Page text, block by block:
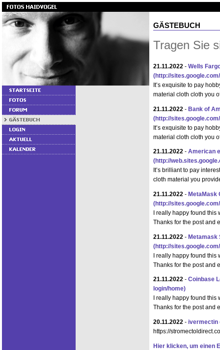
GÄSTEBUCH
Tragen Sie
21.11.2022 - Wells
(http://
It’s exquisite to pay
material cloth cloth you
21.11.2022 - Bank of
(http://
It’s exquisite to pay
material cloth cloth you
21.11.2022 - American
(http://
It’s brilliant to pay
cloth material you
21.11.2022 - MetaMask
(http://
I really happy found
Thanks for the post and
21.11.2022 - Metamask
(http://
I really happy found this
Thanks for the post and
21.11.2022 - Coinbase
login/home)
I really happy found
Thanks for the post and
20.11.2022 - ivermectin
https://
Hier klicken, um einen